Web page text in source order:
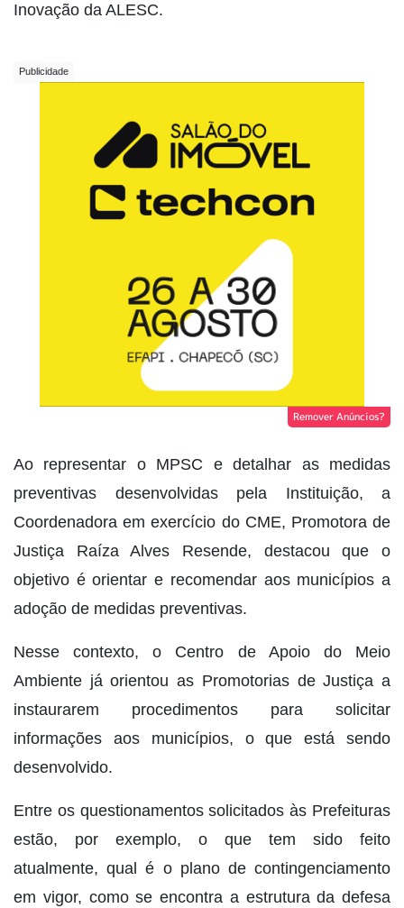
Inovação da ALESC.
Remover Anúncios?
Ao representar o MPSC e detalhar as medidas
preventivas desenvolvidas pela Instituição, a
Coordenadora em exercício do CME, Promotora de
Justiça Raíza Alves Resende, destacou que o
objetivo é orientar e recomendar aos municípios a
adoção de medidas preventivas.
Nesse contexto, o Centro de Apoio do Meio
Ambiente já orientou as Promotorias de Justiça a
instaurarem procedimentos para solicitar
informações aos municípios, o que está sendo
desenvolvido.
Entre os questionamentos solicitados às Prefeituras
estão, por exemplo, o que tem sido feito
atualmente, qual é o plano de contingenciamento
em vigor, como se encontra a estrutura da defesa